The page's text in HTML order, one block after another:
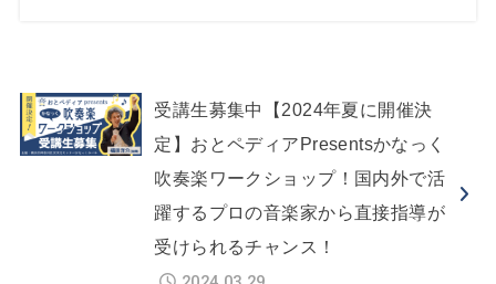
受講生募集中【2024年夏に開催決
定】おとペディアPresentsかなっく
吹奏楽ワークショップ！国内外で活
躍するプロの音楽家から直接指導が
受けられるチャンス！